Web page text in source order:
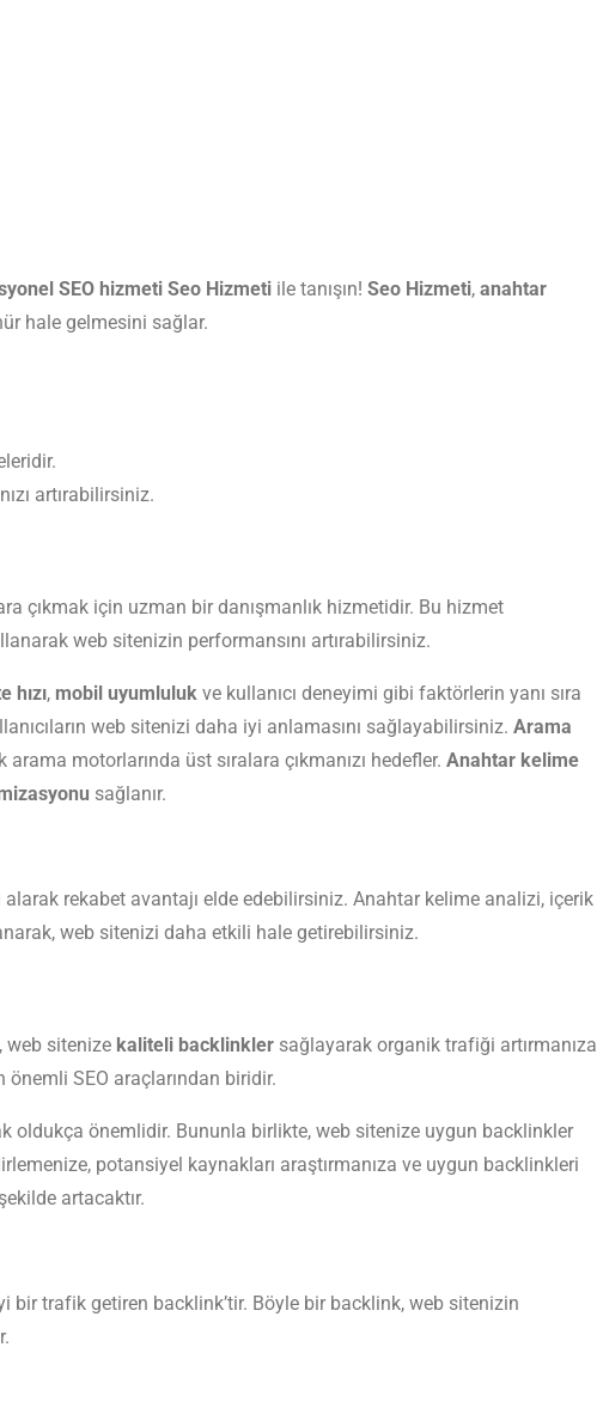
SEO hizmeti Seo Hizmeti ile tanışın! Seo Hizmeti, anahtar
hale gelmesini sağlar.
artırabilirsiniz.
çıkmak için uzman bir danışmanlık hizmetidir. Bu hizmet
web sitenizin performansını artırabilirsiniz.
hızı, mobil uyumluluk ve kullanıcı deneyimi gibi faktörlerin yanı sıra
web sitenizi daha iyi anlamasını sağlayabilirsiniz. Arama
motorlarında üst sıralara çıkmanızı hedefler. Anahtar kelime
sağlanır.
rekabet avantajı elde edebilirsiniz. Anahtar kelime analizi, içerik
web sitenizi daha etkili hale getirebilirsiniz.
, web sitenize kaliteli backlinkler sağlayarak organik trafiği artırmanıza
SEO araçlarından biridir.
oldukça önemlidir. Bununla birlikte, web sitenize uygun backlinkler
potansiyel kaynakları araştırmanıza ve uygun backlinkleri
artacaktır.
trafik getiren backlink’tir. Böyle bir backlink, web sitenizin